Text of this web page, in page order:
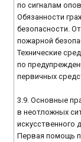
по сигналам
Обязанности
безопасности.
пожарной
Технические
по
первичных
3.9. Основные
в неотложных
искусственного
Первая помощь